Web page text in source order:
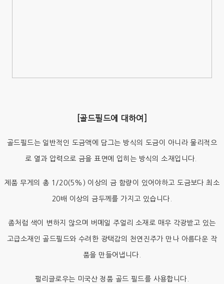
[골드필드에 대하여]
골드필드는 일반적인 도금액에 담그는 방식의 도금이 아니라 물리적으
로 열과 압력으로 금을 표면에 입히는 방식의 소재입니다.
제품 무게의 총 1/20(5%) 이상의 금 함량이 있어야하고 도금보다 최소
20배 이상의 금두께를 가지고 있습니다.
좀처럼 색이 변하지 않으며 버메일 주얼리 소재로 매우 각광받고 있는
고급소재인 골드필드와 수려한 광택감의 천연진주가 만나 아름다운 작
품을 만들어냅니다.
펄리글로우는 미국산 정품 골드 필드를 사용합니다.